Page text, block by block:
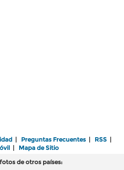
| Preguntas Frecuentes | RSS |
| Mapa de Sitio
de otros países: